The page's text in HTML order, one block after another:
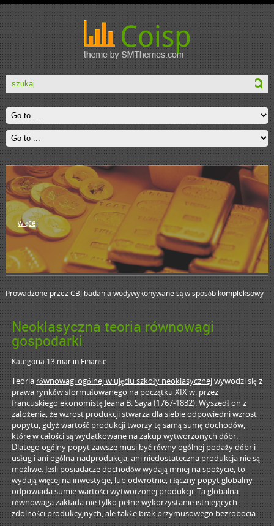
więcej
Prowadzone przezCBJ badania wodywykonywane są w sposób kompleksowy
Neoklasyczna teoria równowagi
gospodarki
Kategoria 13 marinFinanse
Teoriarównowagi ogólnej w ujęciu szkoły neoklasycznejwywodzi się z
prawa rynków sformułowanego na początku XIX w. przez
francuskiego ekonomistę Jeana B. Saya (1767-1832). Wyszedł on z
założenia, że wzrost produkcji stwarza dla siebie odpowiedni wzrost
popytu, gdyż wartość produkcji tworzy tę samą sumę dochodów,
które w całości są wydatkowane na zakup wytworzonych dóbr.
Dlatego ogólny popyt zawsze musi być równy ogólnej podaży dóbr i
usług i ani ogólna nadprodukcja, ani niedostateczna produkcja nie są
możliwe. Jeśli posiadacze dochodów wydają mniej na spożycie, to
wydają więcej na inwestycje, lub odwrotnie, i łączny popyt globalny
odpowiada sumie wartości wytworzonej produkcji. Ta globalna
równowagazakłada nie tylko pełne wykorzystanie istniejących
zdolności produkcyjnych, ale także brak przymusowego bezrobocia.